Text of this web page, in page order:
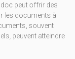
peut offrir des
les documents à
souvent
peuvent atteindre